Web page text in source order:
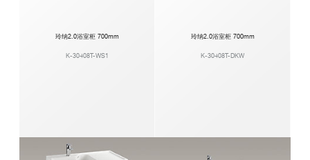
玲纳2.0浴室柜 700mm
K-30408T-WS1
玲纳2.0浴室柜 700mm
K-30408T-DKW